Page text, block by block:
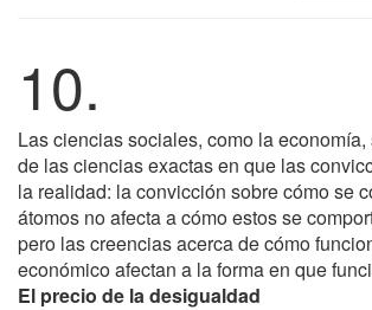
10.
Las ciencias sociales, como la
de las ciencias exactas en que las
la realidad: la convicción sobre cómo se
átomos no afecta a cómo estos se
pero las creencias acerca de cómo
económico afectan a la forma en que
El precio de la desigualdad